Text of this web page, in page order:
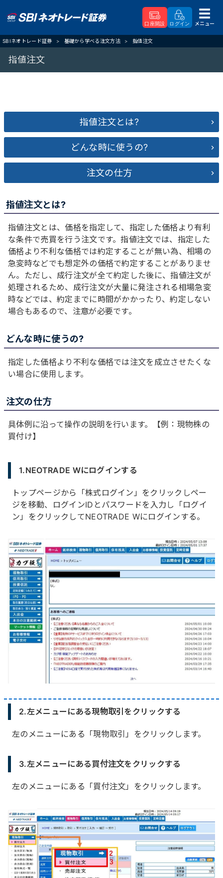
口座開設 ログイン メニュー
SBIネオトレード証券 基礎から学べる注文方法 指値注文
指値注文
指値注文とは?
どんな時に使うの?
注文の仕方
指値注文とは?
指値注文とは、価格を指定して、指定した価格より有利
な条件で売買を行う注文です。指値注文では、指定した
価格より不利な価格では約定することが無い為、相場の
急変時などでも想定外の価格で約定することがありませ
ん。ただし、成行注文が全て約定した後に、指値注文が
処理されるため、成行注文が大量に発注される相場急変
時などでは、約定までに時間がかかったり、約定しない
場合もあるので、注意が必要です。
どんな時に使うの?
指定した価格より不利な価格では注文を成立させたくな
い場合に使用します。
注文の仕方
具体例に沿って操作の説明を行います。【例：現物株の
買付け】
1.NEOTRADE Wにログインする
トップページから「株式ログイン」をクリックしペー
ジを移動、ログインIDとパスワードを入力し「ログイ
ン」をクリックしてNEOTRADE Wにログインする。
2.左メニューにある現物取引をクリックする
左のメニューにある「現物取引」をクリックします。
3.左メニューにある買付注文をクリックする
左のメニューにある「買付注文」をクリックします。